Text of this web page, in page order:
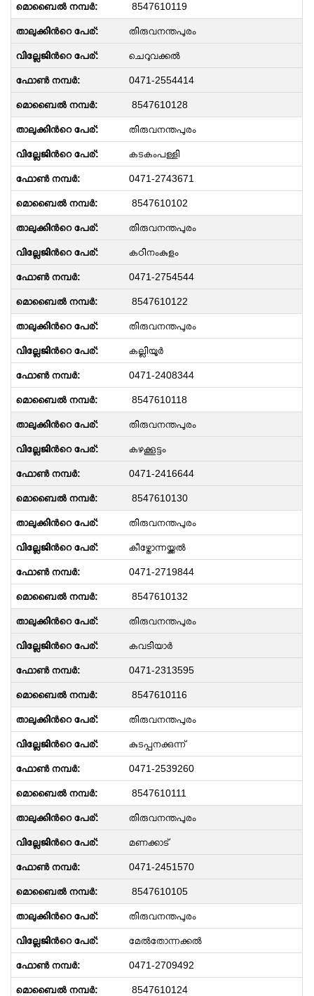
8547610119
തിരുവനന്തപുരം
ചെറുവക്കൽ
0471-2554414
8547610128
തിരുവനന്തപുരം
കടകംപള്ളി
0471-2743671
8547610102
തിരുവനന്തപുരം
കഠിനംകുളം
0471-2754544
8547610122
തിരുവനന്തപുരം
കല്ലിയൂർ
0471-2408344
8547610118
തിരുവനന്തപുരം
കഴക്കൂട്ടം
0471-2416644
8547610130
തിരുവനന്തപുരം
കീഴ്തോന്നയ്ക്കൽ
0471-2719844
8547610132
തിരുവനന്തപുരം
കവടിയാർ
0471-2313595
8547610116
തിരുവനന്തപുരം
കുടപ്പനക്കുന്ന്
0471-2539260
8547610111
തിരുവനന്തപുരം
മണക്കാട്
0471-2451570
8547610105
തിരുവനന്തപുരം
മേൽതോന്നക്കൽ
0471-2709492
8547610124